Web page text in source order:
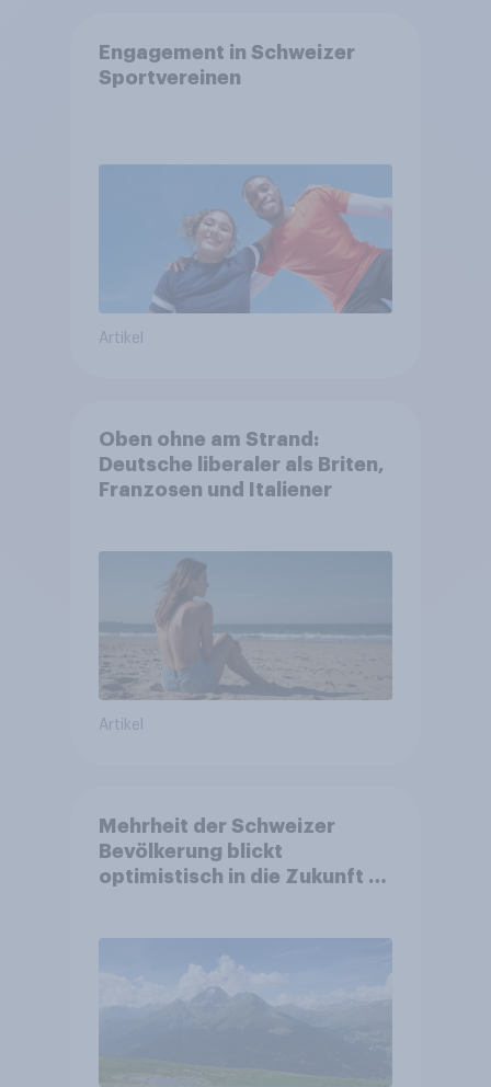
Engagement in Schweizer
Sportvereinen
Artikel
Oben ohne am Strand:
Deutsche liberaler als Briten,
Franzosen und Italiener
Artikel
Mehrheit der Schweizer
Bevölkerung blickt
optimistisch in die Zukunft –
Altersvorsorge